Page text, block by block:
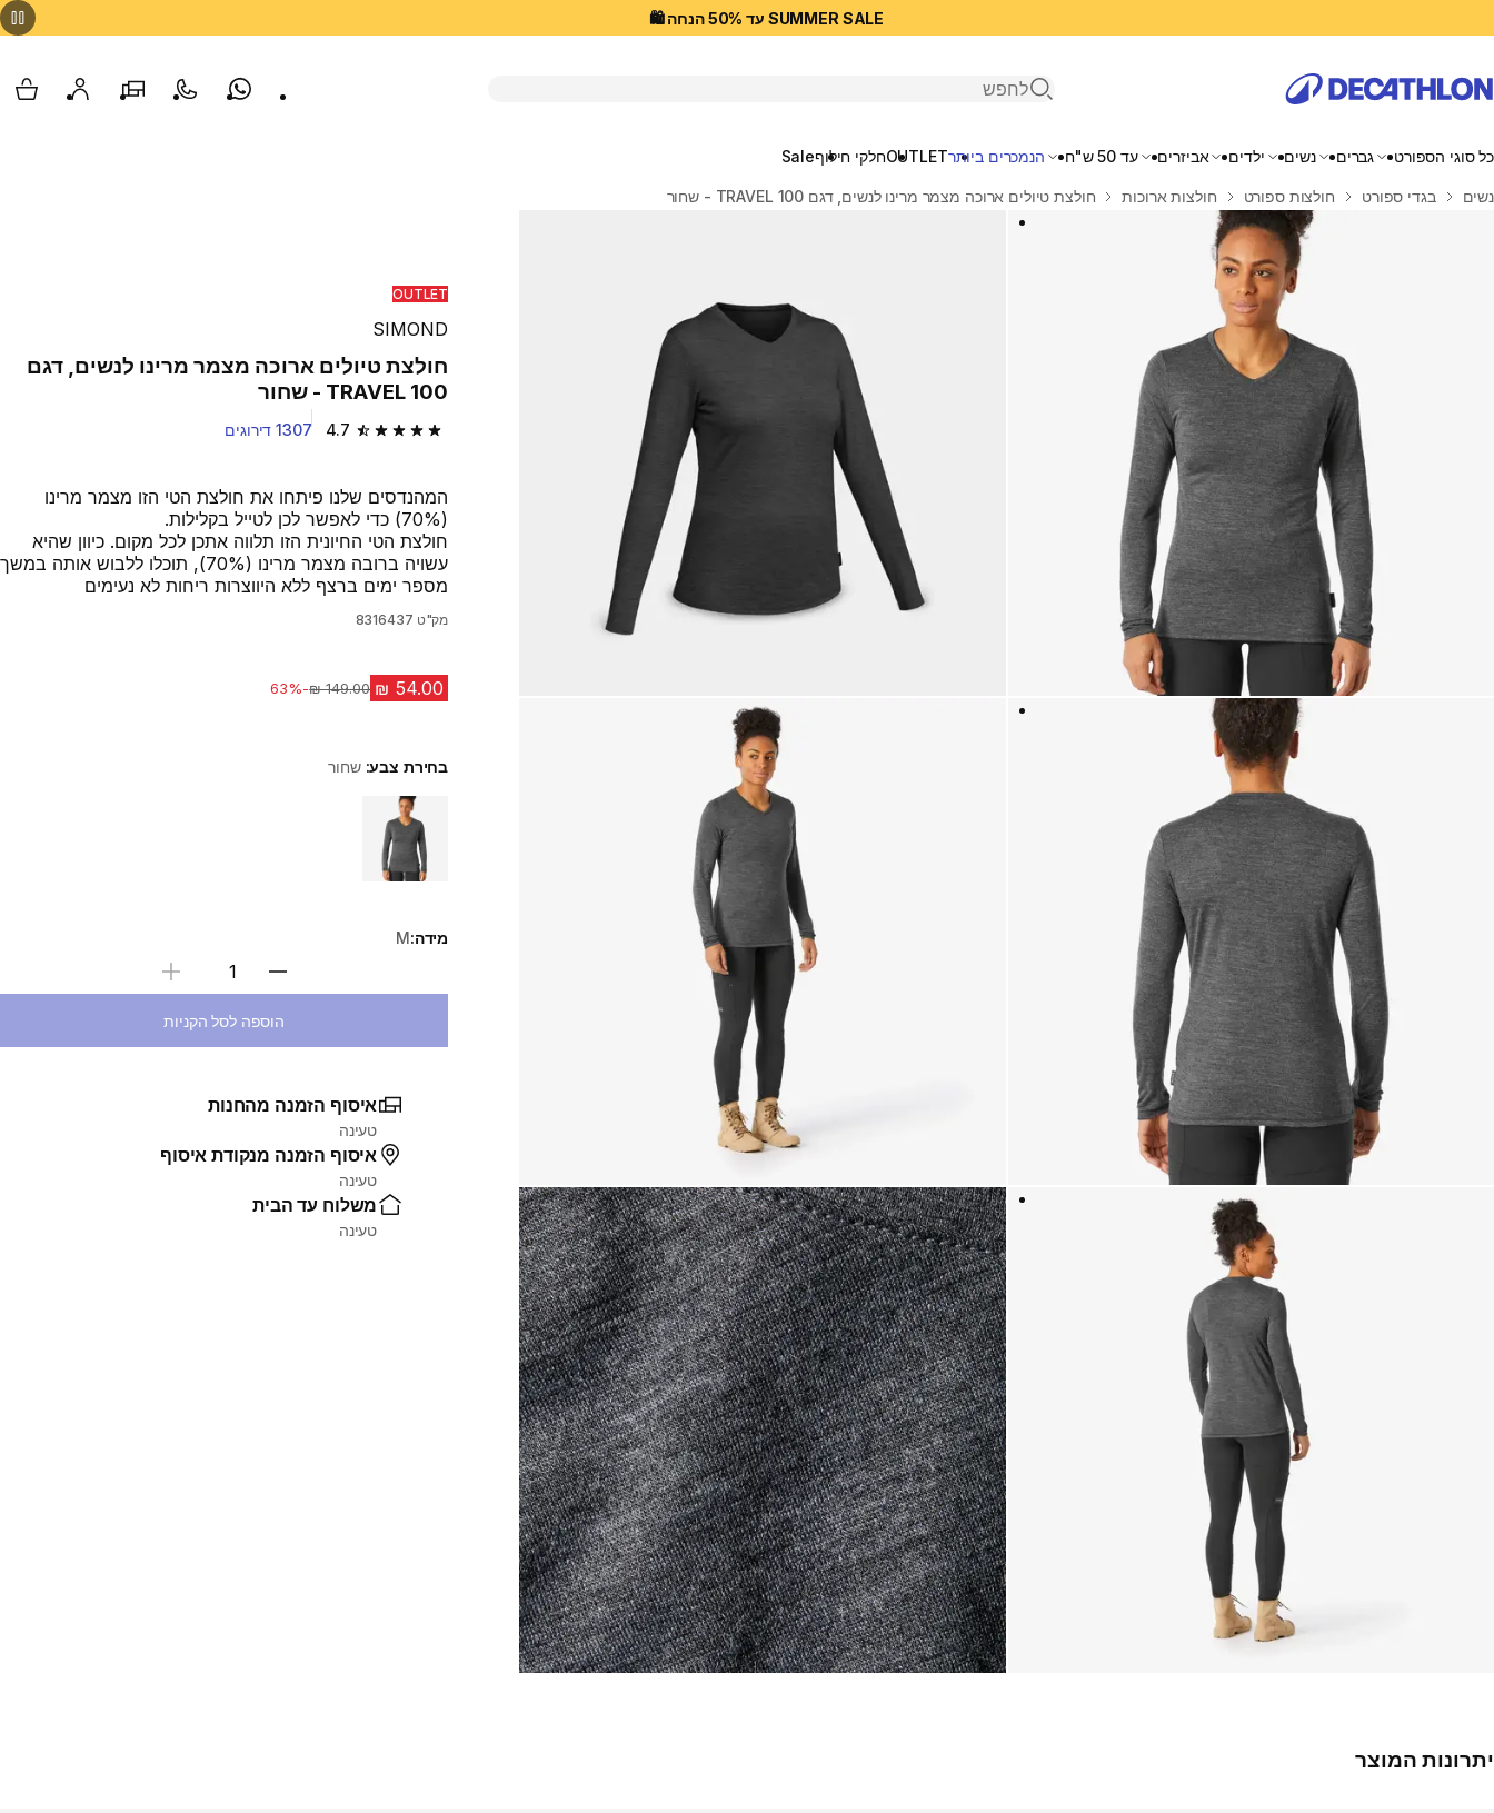
SUMMER SALE עד 50% הנחה 🛍️
פתיחת חיפוש
Whatsappצור קשרהסניפים שלנוהחשבון שלי
כל סוגי הספורט גברים נשים ילדים אביזרים עד 50 ש"ח הנמכרים ביותרOUTLETחלקי חילוףSale
בית
נשים בגדי ספורט חולצות ספורט חולצות ארוכות חולצת טיולים ארוכה מצמר מרינו לנשים, דגם TRAVEL 100 - שחור
OUTLET
SIMOND
חולצת טיולים ארוכה מצמר מרינו לנשים, דגם
TRAVEL 100 - שחור
4.7 4.7 out of 5 stars from 1307 reviews 1307 דירוגים
המהנדסים שלנו פיתחו את חולצת הטי הזו מצמר מרינו
(‎70%) כדי לאפשר לכן לטייל בקלילות.
חולצת הטי החיונית הזו תלווה אתכן לכל מקום. כיוון שהיא
עשויה ברובה מצמר מרינו (‎70%), תוכלו ללבוש אותה במשך
מספר ימים ברצף ללא היווצרות ריחות לא נעימים
מק"ט 8316437
מחיר לפני הנחה‏149.00 ₪
-63%
בחירת צבע:שחור
Choose a variant
מידה:M
בחירת כמות
הוספה לסל הקניות
איסוף הזמנה מהחנות
טעינה
איסוף הזמנה מנקודת איסוף
טעינה
משלוח עד הבית
טעינה
יתרונות המוצר